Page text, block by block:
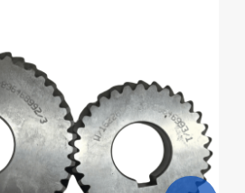
Katso lisää >>